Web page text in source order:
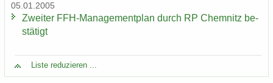
05.01.2005
Zwei­ter FFH-​Managementplan durch RP Chem­nitz be­
stä­tigt
Liste re­du­zie­ren ...